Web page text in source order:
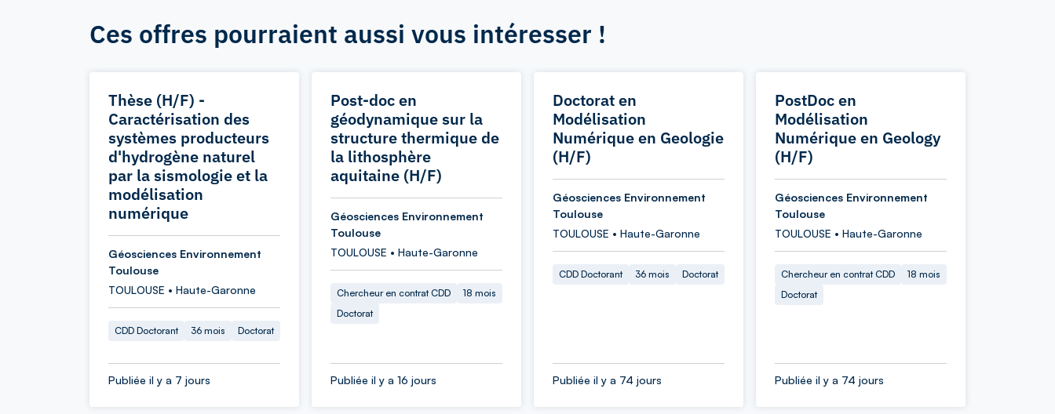
Ces offres pourraient aussi vous intéresser !
Thèse (H/F) -
Caractérisation des
systèmes producteurs
d'hydrogène naturel
par la sismologie et la
modélisation
numérique
Géosciences Environnement
Toulouse
TOULOUSE • Haute-Garonne
CDD Doctorant 36 mois Doctorat
Publiée il y a 7 jours
Post-doc en
géodynamique sur la
structure thermique de
la lithosphère
aquitaine (H/F)
Géosciences Environnement
Toulouse
TOULOUSE • Haute-Garonne
Chercheur en contrat CDD
18 mois
Doctorat
Publiée il y a 16 jours
Doctorat en
Modélisation
Numérique en Geologie
(H/F)
Géosciences Environnement
Toulouse
TOULOUSE • Haute-Garonne
CDD Doctorant 36 mois Doctorat
Publiée il y a 74 jours
PostDoc en
Modélisation
Numérique en Geology
(H/F)
Géosciences Environnement
Toulouse
TOULOUSE • Haute-Garonne
Chercheur en contrat CDD
18 mois
Doctorat
Publiée il y a 74 jours